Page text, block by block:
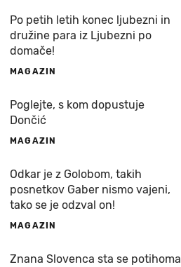
Po petih letih konec ljubezni in
družine para iz Ljubezni po
domače!
MAGAZIN
Poglejte, s kom dopustuje
Dončić
MAGAZIN
Odkar je z Golobom, takih
posnetkov Gaber nismo vajeni,
tako se je odzval on!
MAGAZIN
Znana Slovenca sta se potihoma